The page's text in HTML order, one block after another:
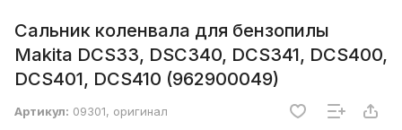
Сальник коленвала для бензопилы
Makita DCS33, DSC340, DCS341, DCS400,
DCS401, DCS410 (962900049)
Артикул: 09301, оригинал